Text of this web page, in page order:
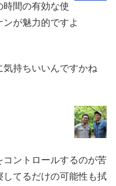
時間の有効な使
が魅力的ですよ
持ちいいんですかね
ントロールするのが苦
てるだけの可能性も拭